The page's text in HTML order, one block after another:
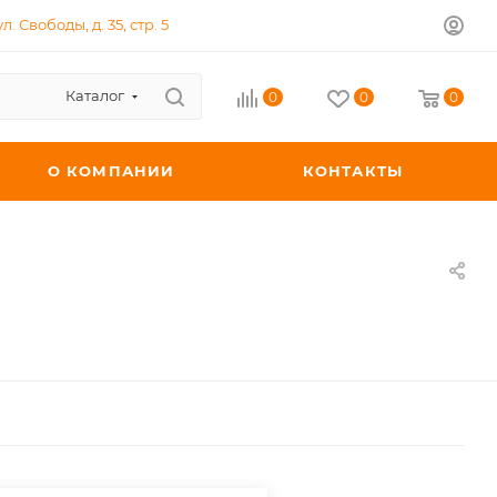
Свободы, д. 35, стр. 5
Каталог 0 0 0
О КОМПАНИИ КОНТАКТЫ